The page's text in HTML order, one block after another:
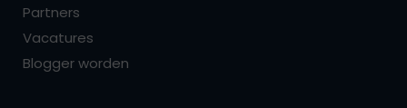
Partners
Vacatures
Blogger worden